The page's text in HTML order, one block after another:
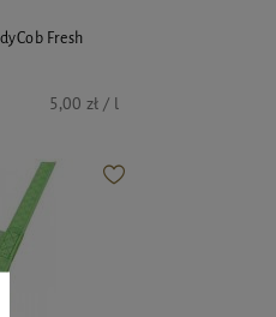
Fresh
5,00 zł / l